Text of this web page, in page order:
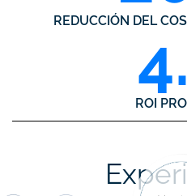
REDUCCIÓN DEL
ROI